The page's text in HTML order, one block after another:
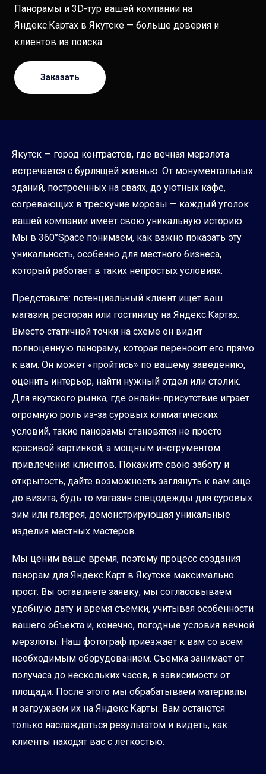
Панорамы и 3D-тур вашей компании на
Яндекс.Картах в Якутске — больше доверия и
клиентов из поиска.
Заказать
Якутск — город контрастов, где вечная мерзлота
встречается с бурлящей жизнью. От монументальных
зданий, построенных на сваях, до уютных кафе,
согревающих в трескучие морозы — каждый уголок
вашей компании имеет свою уникальную историю.
Мы в 360°Space понимаем, как важно показать эту
уникальность, особенно для местного бизнеса,
который работает в таких непростых условиях.
Представьте: потенциальный клиент ищет ваш
магазин, ресторан или гостиницу на Яндекс.Картах.
Вместо статичной точки на схеме он видит
полноценную панораму, которая переносит его прямо
к вам. Он может «пройтись» по вашему заведению,
оценить интерьер, найти нужный отдел или столик.
Для якутского рынка, где онлайн-присутствие играет
огромную роль из-за суровых климатических
условий, такие панорамы становятся не просто
красивой картинкой, а мощным инструментом
привлечения клиентов. Покажите свою заботу и
открытость, дайте возможность заглянуть к вам еще
до визита, будь то магазин спецодежды для суровых
зим или галерея, демонстрирующая уникальные
изделия местных мастеров.
Мы ценим ваше время, поэтому процесс создания
панорам для Яндекс.Карт в Якутске максимально
прост. Вы оставляете заявку, мы согласовываем
удобную дату и время съемки, учитывая особенности
вашего объекта и, конечно, погодные условия вечной
мерзлоты. Наш фотограф приезжает к вам со всем
необходимым оборудованием. Съемка занимает от
получаса до нескольких часов, в зависимости от
площади. После этого мы обрабатываем материалы
и загружаем их на Яндекс.Карты. Вам останется
только наслаждаться результатом и видеть, как
клиенты находят вас с легкостью.